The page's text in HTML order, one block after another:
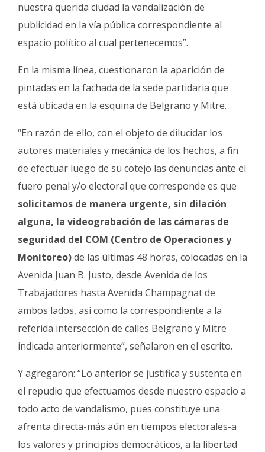
nuestra querida ciudad la vandalización de
publicidad en la vía pública correspondiente al
espacio político al cual pertenecemos”.
En la misma línea, cuestionaron la aparición de
pintadas en la fachada de la sede partidaria que
está ubicada en la esquina de Belgrano y Mitre.
“En razón de ello, con el objeto de dilucidar los
autores materiales y mecánica de los hechos, a fin
de efectuar luego de su cotejo las denuncias ante el
fuero penal y/o electoral que corresponde es que
solicitamos de manera urgente, sin dilación
alguna, la videograbación de las cámaras de
seguridad del COM (Centro de Operaciones y
Monitoreo)de las últimas 48 horas, colocadas en la
Avenida Juan B. Justo, desde Avenida de los
Trabajadores hasta Avenida Champagnat de
ambos lados, así como la correspondiente a la
referida intersección de calles Belgrano y Mitre
indicada anteriormente”, señalaron en el escrito.
Y agregaron: “Lo anterior se justifica y sustenta en
el repudio que efectuamos desde nuestro espacio a
todo acto de vandalismo, pues constituye una
afrenta directa-más aún en tiempos electorales-a
los valores y principios democráticos, a la libertad